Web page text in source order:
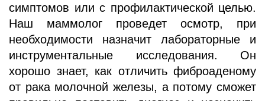
симптомов или с профилактической целью.
Наш маммолог проведет осмотр, при
необходимости назначит лабораторные и
инструментальные исследования. Он
хорошо знает, как отличить фиброаденому
от рака молочной железы, а потому сможет